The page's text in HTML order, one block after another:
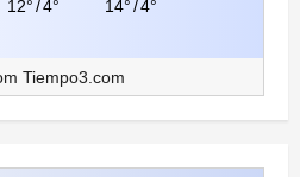
12°/4° 14°/4°
Tiempo3.com